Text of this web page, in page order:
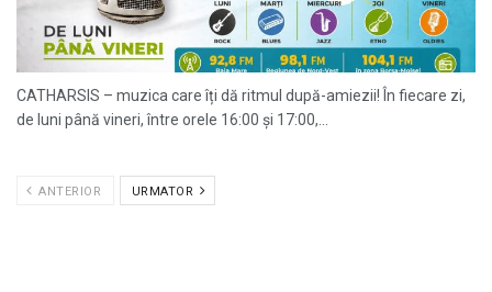
CATHARSIS – muzica care îți dă ritmul după-amiezii! În fiecare zi,
de luni până vineri, între orele 16:00 și 17:00,...
ANTERIOR URMATOR